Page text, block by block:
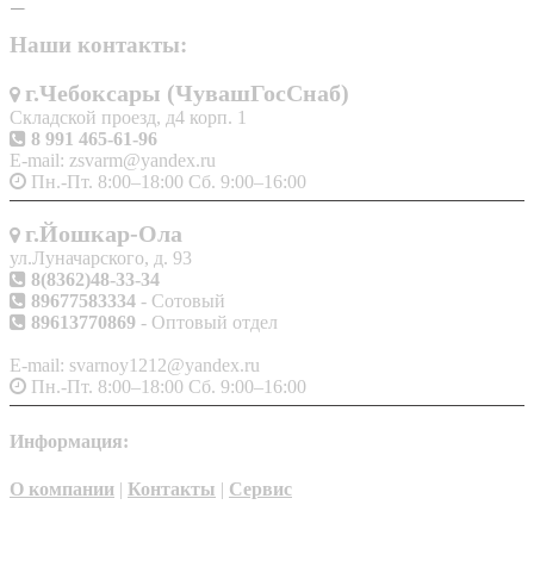
Наши контакты:
г.Чебоксары (ЧувашГосСнаб)
Складской проезд, д4 корп. 1
8 991 465-61-96
E-mail: zsvarm@yandex.ru
Пн.-Пт. 8:00–18:00 Сб. 9:00–16:00
г.Йошкар-Ола
ул.Луначарского, д. 93
8(8362)48-33-34
89677583334 - Сотовый
89613770869 - Оптовый отдел
E-mail: svarnoy1212@yandex.ru
Пн.-Пт. 8:00–18:00 Сб. 9:00–16:00
Информация:
О компании | Контакты | Сервис